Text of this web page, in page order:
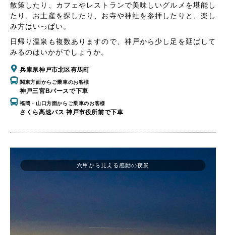
散策したり、カフェやレストランで美味しいグルメを堪能し
たり、お土産を探したり、お寺や神社を参拝したりと、楽し
み方はいっぱい。
日帰り温泉も複数ありますので、神戸から少し足を延ばして
みるのはいかがでしょうか。
兵庫県神戸市北区有馬町
関東方面からご乗車のお客様
神戸三宮Bバースで下車
福岡・山口方面からご乗車のお客様
さくら高速バス 神戸市役所前で下車
六甲から見える感動の夜景